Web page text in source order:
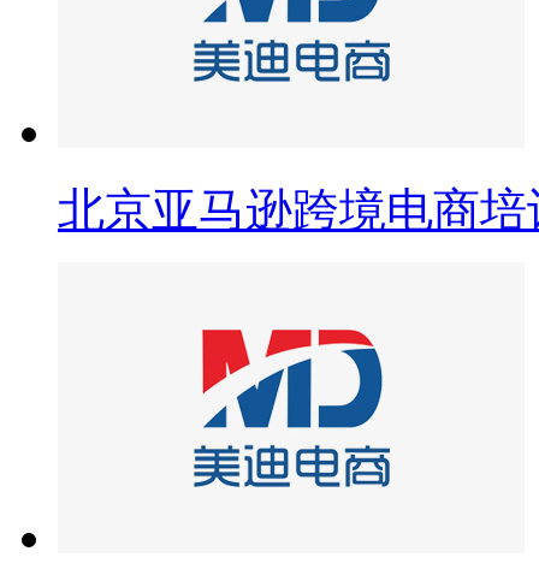
北京亚马逊跨境电商